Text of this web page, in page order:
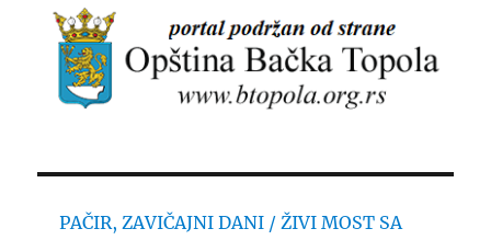
PAČIR, ZAVIČAJNI DANI / ŽIVI MOST SA